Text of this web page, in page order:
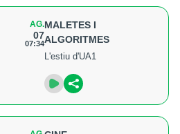
AG.
07
07:34
MALETES I
ALGORITMES
L'estiu d'UA1